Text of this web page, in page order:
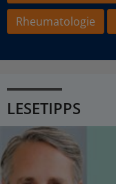
Rheumatologie
LESETIPPS